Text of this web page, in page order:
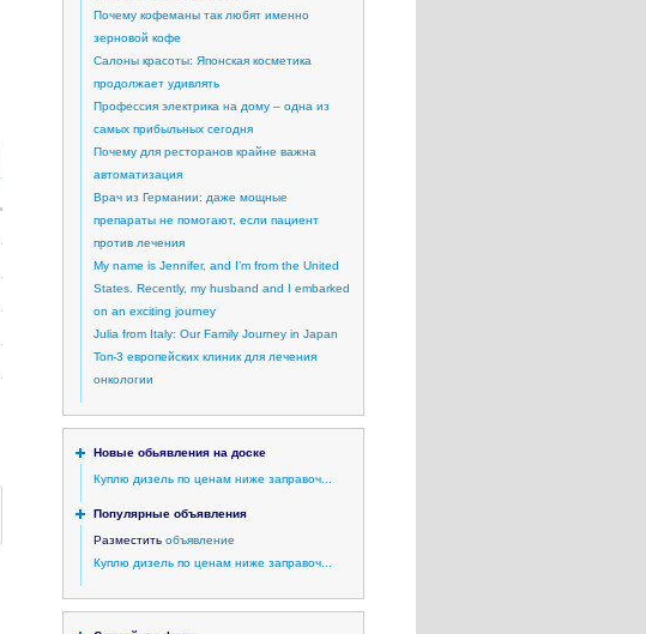
Почему кофеманы так любят именно
зерновой кофе
Салоны красоты: Японская косметика
продолжает удивлять
Профессия электрика на дому – одна из
самых прибыльных сегодня
Почему для ресторанов крайне важна
автоматизация
Врач из Германии: даже мощные
препараты не помогают, если пациент
против лечения
My name is Jennifer, and I’m from the United
States. Recently, my husband and I embarked
on an exciting journey
Julia from Italy: Our Family Journey in Japan
Топ-3 европейских клиник для лечения
онкологии
Новые обьявления на доске
Куплю дизель по ценам ниже заправоч...
Популярные объявления
Разместить объявление
Куплю дизель по ценам ниже заправоч...